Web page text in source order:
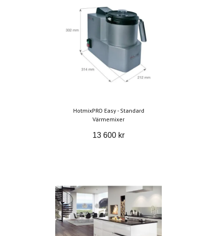
HotmixPRO Easy - Standard
Värmemixer
13 600 kr